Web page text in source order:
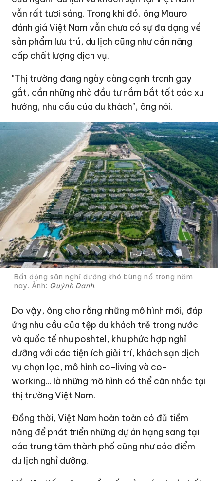
vẫn rất tươi sáng. Trong khi đó, ông Mauro
đánh giá Việt Nam vẫn chưa có sự đa dạng về
sản phẩm lưu trú, du lịch cũng như cần nâng
cấp chất lượng dịch vụ.
"Thị trường đang ngày càng cạnh tranh gay
gắt, cần những nhà đầu tư nắm bắt tốt các xu
hướng, nhu cầu của du khách", ông nói.
Bất động sản nghỉ dưỡng khó bùng nổ trong năm
nay. Ảnh: Quỳnh Danh.
Do vậy, ông cho rằng những mô hình mới, đáp
ứng nhu cầu của tệp du khách trẻ trong nước
và quốc tế như poshtel, khu phức hợp nghỉ
dưỡng với các tiện ích giải trí, khách sạn dịch
vụ chọn lọc, mô hình co-living và co-
working... là những mô hình có thể cân nhắc tại
thị trường Việt Nam.
Đồng thời, Việt Nam hoàn toàn có đủ tiềm
năng để phát triển những dự án hạng sang tại
các trung tâm thành phố cũng như các điểm
du lịch nghỉ dưỡng.